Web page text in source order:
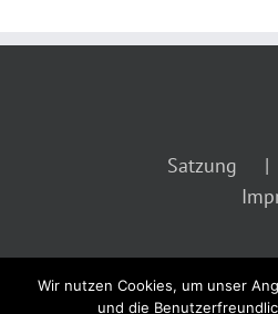
Satzung
Wir nutzen Cookies, um unser
und die